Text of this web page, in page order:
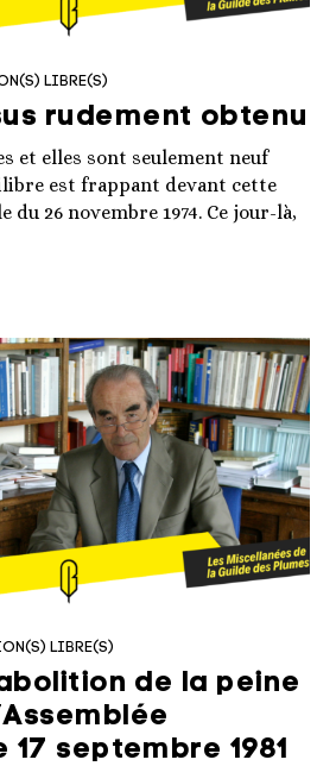
LIBRE(S)
rudement obtenu
et elles sont seulement neuf
est frappant devant cette
du 26 novembre 1974. Ce jour-là,
LIBRE(S)
de la peine
septembre 1981